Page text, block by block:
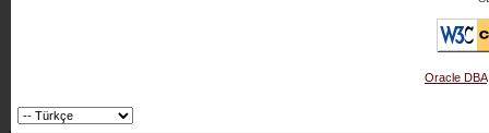
Oracle DBA